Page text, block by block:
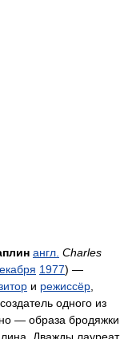
англ. Charles
1977) —
и режиссёр
одного из
— образа бродяжки